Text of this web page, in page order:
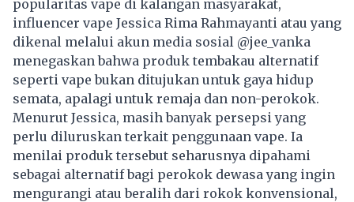
popularitas vape di kalangan masyarakat,
influencer vape Jessica Rima Rahmayanti atau yang
dikenal melalui akun media sosial @jee_vanka
menegaskan bahwa produk tembakau alternatif
seperti vape bukan ditujukan untuk gaya hidup
semata, apalagi untuk remaja dan non-perokok.
Menurut Jessica, masih banyak persepsi yang
perlu diluruskan terkait penggunaan vape. Ia
menilai produk tersebut seharusnya dipahami
sebagai alternatif bagi perokok dewasa yang ingin
mengurangi atau beralih dari rokok konvensional,